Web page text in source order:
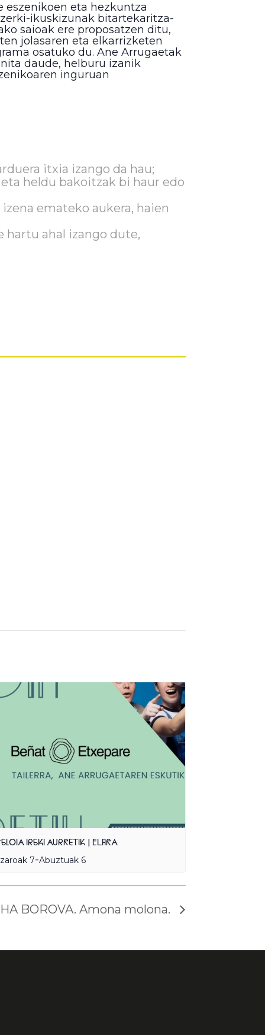
eszenikoen eta hezkuntza
ikuskizunak bitartekaritza-
saioak ere proposatzen ditu,
jolasaren eta elkarrizketen
osatuko du. Ane Arrugaetak
daude, helburu izanik
inguruan
itxia izango da hau;
heldu bakoitzak bi haur edo
emateko aukera, haien
hartu ahal izango dute,
IREKI AURRETIK | ELARA
7-Abuztuak 6
BOROVA. Amona molona.